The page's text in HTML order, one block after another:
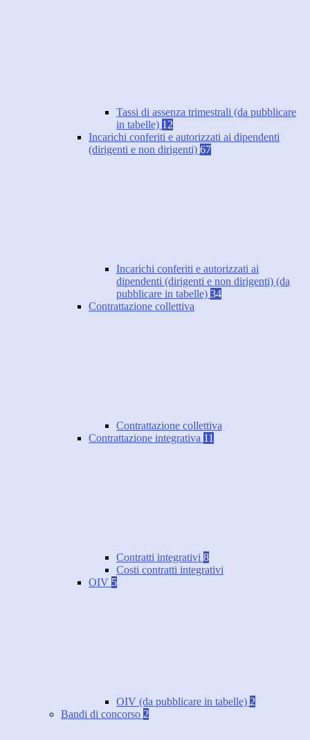
Tassi di assenza trimestrali (da pubblicare
in tabelle) 12
Incarichi conferiti e autorizzati ai dipendenti
(dirigenti e non dirigenti) 67
Incarichi conferiti e autorizzati ai
dipendenti (dirigenti e non dirigenti) (da
pubblicare in tabelle) 34
Contrattazione collettiva
Contrattazione collettiva
Contrattazione integrativa 11
Contratti integrativi 8
Costi contratti integrativi
OIV 5
OIV (da pubblicare in tabelle) 2
Bandi di concorso 2